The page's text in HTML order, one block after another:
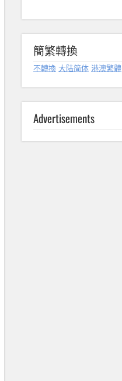
簡繁轉換
不轉換 大陆简体 港澳繁體
Advertisements